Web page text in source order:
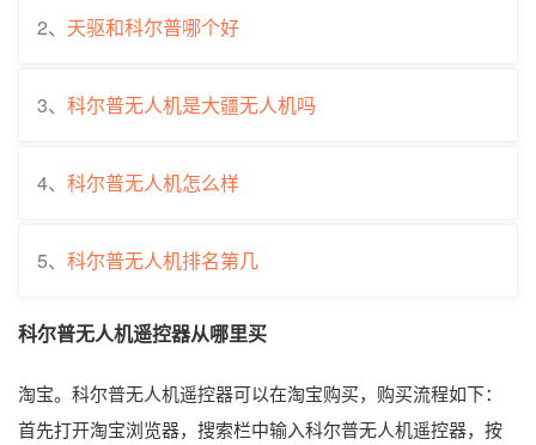
2、 天驱和科尔普哪个好
3、 科尔普无人机是大疆无人机吗
4、 科尔普无人机怎么样
5、 科尔普无人机排名第几
科尔普无人机遥控器从哪里买
淘宝。科尔普无人机遥控器可以在淘宝购买，购买流程如下：
首先打开淘宝浏览器，搜索栏中输入科尔普无人机遥控器，按